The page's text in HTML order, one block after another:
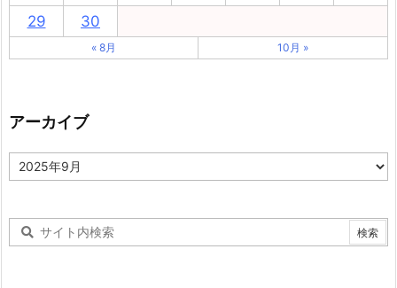
29
30
« 8月 10月 »
アーカイブ
ア
ー